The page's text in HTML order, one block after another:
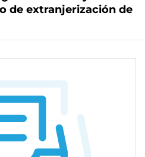
de extranjerización de